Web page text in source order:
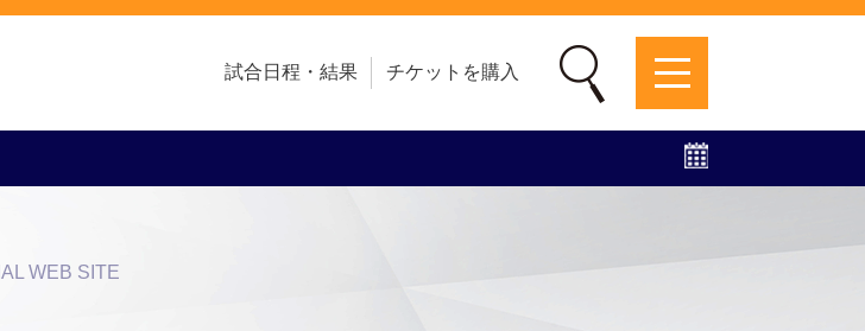
試合日程・結果 チケットを購入
WEB SITE